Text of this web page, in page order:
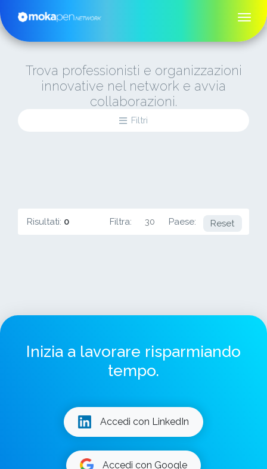
Trova professionisti e organizzazioni
innovative nel network e avvia
collaborazioni.
Filtri
Risultati: 0 Filtra: 30 Paese: TR
Reset
Inizia a lavorare risparmiando
tempo.
Accedi con LinkedIn
Accedi con Google